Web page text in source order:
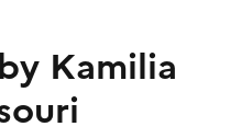
Kamilia